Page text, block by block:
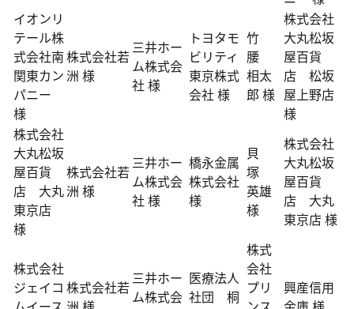
イオンリ
テール株
式会社南
関東カン
パニー
様
株式会社若
洲 様
三井ホー
ム株式会
社 様
トヨタモ
ビリティ
東京株式
会社 様
竹
腰
相太
郎 様
株式会社
大丸松坂
屋百貨
店 松坂
屋上野店
様
株式会社
大丸松坂
屋百貨
店 大丸
東京店
様
株式会社若
洲 様
三井ホー
ム株式会
社 様
橋永金属
株式会社
様
貝
塚
英雄
様
株式会社
大丸松坂
屋百貨
店 大丸
東京店 様
株式会社
ジェイコ 株式会社若 三井ホー
ム株式会
医療法人
社団 桐
株式
会社
プリ
興産信用